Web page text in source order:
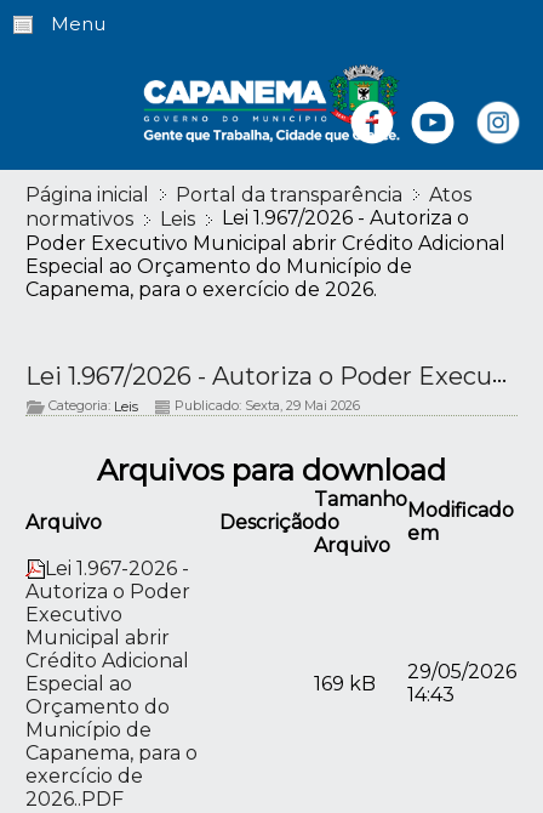
Menu
Página inicial Portal da transparência
Atos
normativos
Leis
Lei 1.967/2026 - Autoriza o
Poder Executivo Municipal abrir Crédito Adicional
Especial ao Orçamento do Município de
Capanema, para o exercício de 2026.
Lei 1.967/2026 - Autoriza o Poder Executivo Municipal abrir Crédito Adicional Especial ao Orçamento do Município de Capanema, para o exercício de 2026.
Categoria: Leis Publicado: Sexta, 29 Mai 2026
Arquivos para download
Arquivo Descrição
Tamanho
do
Arquivo
Modificado
em
Lei 1.967-2026 -
Autoriza o Poder
Executivo
Municipal abrir
Crédito Adicional
Especial ao
Orçamento do
Município de
Capanema, para o
exercício de
2026..PDF
169 kB
29/05/2026
14:43